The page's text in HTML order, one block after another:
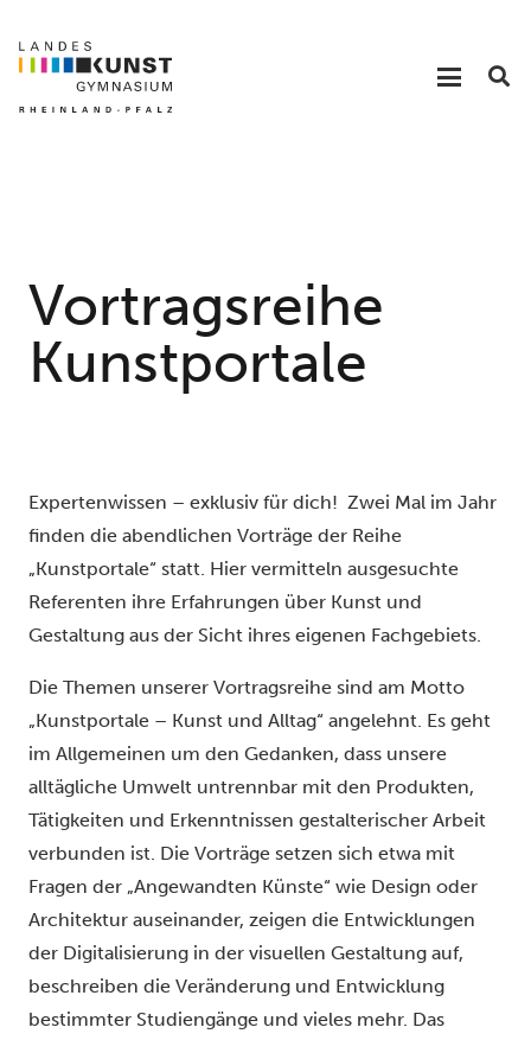
Vortragsreihe
Kunstportale
Expertenwissen – exklusiv für dich! Zwei Mal im Jahr
finden die abendlichen Vorträge der Reihe
„Kunstportale“ statt. Hier vermitteln ausgesuchte
Referenten ihre Erfahrungen über Kunst und
Gestaltung aus der Sicht ihres eigenen Fachgebiets.
Die Themen unserer Vortragsreihe sind am Motto
„Kunstportale – Kunst und Alltag“ angelehnt. Es geht
im Allgemeinen um den Gedanken, dass unsere
alltägliche Umwelt untrennbar mit den Produkten,
Tätigkeiten und Erkenntnissen gestalterischer Arbeit
verbunden ist. Die Vorträge setzen sich etwa mit
Fragen der „Angewandten Künste“ wie Design oder
Architektur auseinander, zeigen die Entwicklungen
der Digitalisierung in der visuellen Gestaltung auf,
beschreiben die Veränderung und Entwicklung
bestimmter Studiengänge und vieles mehr. Das